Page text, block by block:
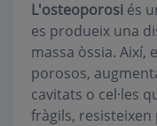
L'osteoporosi és
es produeix una
massa òssia. Així,
porosos,
cavitats o cel·les
fràgils,